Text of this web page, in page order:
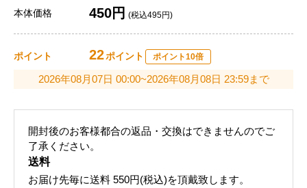
本体価格 450円 (税込495円)
ポイント 22ポイント ポイント10倍
2026年08月07日 00:00~2026年08月08日 23:59まで
開封後のお客様都合の返品・交換はできませんのでご
了承ください。
送料
お届け先毎に送料 550円(税込)を頂戴致します。